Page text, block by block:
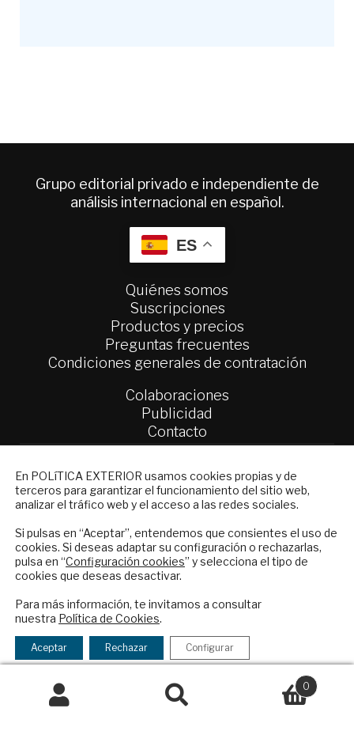
Grupo editorial privado e independiente de
análisis internacional en español.
ES
Quiénes somos
Suscripciones
Productos y precios
Preguntas frecuentes
Condiciones generales de contratación
Colaboraciones
Publicidad
Contacto
Informe Semanal de Política Exterior
Afkar/Ideas
© 2026 - Fundación Análisis de Política
Exterior. Todos los derechos reservadosAviso
Legal|Política de Privacidad y de Cookies
Buscar
0
Financiado por el Programa KIT Digital. Plan de
Recuperación, Transformación y Resiliencia de
Declaración de accesibilidad
En POLíTICA EXTERIOR usamos cookies propias y de
terceros para garantizar el funcionamiento del sitio web,
analizar el tráfico web y el acceso a las redes sociales.
Si pulsas en “Aceptar”, entendemos que consientes el uso de
cookies. Si deseas adaptar su configuración o rechazarlas,
pulsa en “Configuración cookies” y selecciona el tipo de
cookies que deseas desactivar.
Para más información, te invitamos a consultar
nuestra Política de Cookies.
Aceptar Rechazar Configurar
NEWSLETTER
Suscríbase a nuestro boletín electrónico y
reciba en su correo el mejor análisis
internacional en español.
Checkbox
acepto
la
política
de
política de privacidad